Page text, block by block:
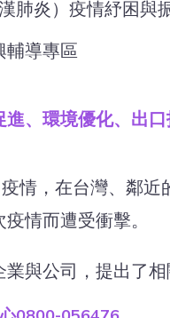
輔導專區
、環境優化、出
情，在台灣、鄰
情而遭受衝擊。
與公司，提出了